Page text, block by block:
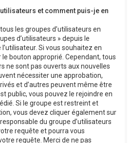
et comment puis-je en
les groupes d’utilisateurs en
d’utilisateurs » depuis le
Si vous souhaitez en
bouton approprié. Cependant, tous
ne sont pas ouverts aux nouvelles
nécessiter une approbation,
et d’autres peuvent même être
public, vous pouvez le rejoindre en
Si le groupe est restreint et
vous devez cliquer également sur
du groupe d’utilisateurs
requête et pourra vous
requête. Merci de ne pas